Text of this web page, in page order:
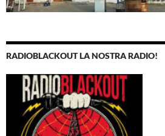
RADIOBLACKOUT LA NOSTRA RADIO!